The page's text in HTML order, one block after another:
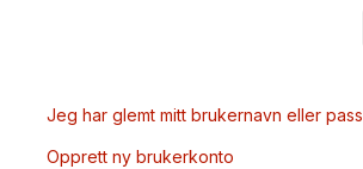
Jeg har glemt mitt brukernavn eller
Opprett ny brukerkonto